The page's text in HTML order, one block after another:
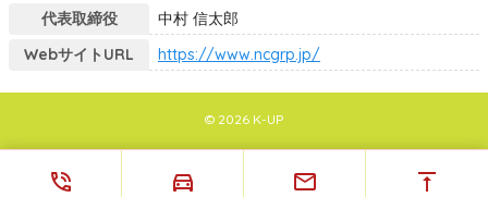
代表取締役
中村 信太郎
WebサイトURL
https://www.ncgrp.jp/
© 2026 K-UP
phone_in_talk directions_car email vertical_align_top